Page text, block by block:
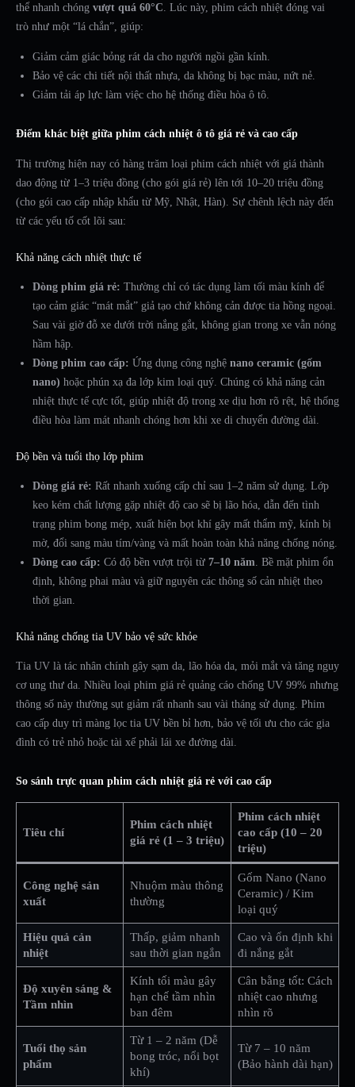
thể nhanh chóng vượt quá 60°C. Lúc này, phim cách nhiệt đóng vai
trò như một “lá chắn”, giúp:
Giảm cảm giác bỏng rát da cho người ngồi gần kính.
Bảo vệ các chi tiết nội thất nhựa, da không bị bạc màu, nứt nẻ.
Giảm tải áp lực làm việc cho hệ thống điều hòa ô tô.
Điểm khác biệt giữa phim cách nhiệt ô tô giá rẻ và cao cấp
Thị trường hiện nay có hàng trăm loại phim cách nhiệt với giá thành
dao động từ 1–3 triệu đồng (cho gói giá rẻ) lên tới 10–20 triệu đồng
(cho gói cao cấp nhập khẩu từ Mỹ, Nhật, Hàn). Sự chênh lệch này đến
từ các yếu tố cốt lõi sau:
Khả năng cách nhiệt thực tế
Dòng phim giá rẻ: Thường chỉ có tác dụng làm tối màu kính để
tạo cảm giác “mát mắt” giả tạo chứ không cản được tia hồng ngoại.
Sau vài giờ đỗ xe dưới trời nắng gắt, không gian trong xe vẫn nóng
hầm hập.
Dòng phim cao cấp: Ứng dụng công nghệ nano ceramic (gốm
nano) hoặc phún xạ đa lớp kim loại quý. Chúng có khả năng cản
nhiệt thực tế cực tốt, giúp nhiệt độ trong xe dịu hơn rõ rệt, hệ thống
điều hòa làm mát nhanh chóng hơn khi xe di chuyển đường dài.
Độ bền và tuổi thọ lớp phim
Dòng giá rẻ: Rất nhanh xuống cấp chỉ sau 1–2 năm sử dụng. Lớp
keo kém chất lượng gặp nhiệt độ cao sẽ bị lão hóa, dẫn đến tình
trạng phim bong mép, xuất hiện bọt khí gây mất thẩm mỹ, kính bị
mờ, đổi sang màu tím/vàng và mất hoàn toàn khả năng chống nóng.
Dòng cao cấp: Có độ bền vượt trội từ 7–10 năm. Bề mặt phim ổn
định, không phai màu và giữ nguyên các thông số cản nhiệt theo
thời gian.
Khả năng chống tia UV bảo vệ sức khỏe
Tia UV là tác nhân chính gây sạm da, lão hóa da, mỏi mắt và tăng nguy
cơ ung thư da. Nhiều loại phim giá rẻ quảng cáo chống UV 99% nhưng
thông số này thường sụt giảm rất nhanh sau vài tháng sử dụng. Phim
cao cấp duy trì màng lọc tia UV bền bỉ hơn, bảo vệ tối ưu cho các gia
đình có trẻ nhỏ hoặc tài xế phải lái xe đường dài.
So sánh trực quan phim cách nhiệt giá rẻ với cao cấp
Tiêu chí
Phim cách nhiệt
giá rẻ (1 – 3 triệu)
Phim cách nhiệt
cao cấp (10 – 20
triệu)
Công nghệ sản
xuất
Nhuộm màu thông
thường
Gốm Nano (Nano
Ceramic) / Kim
loại quý
Hiệu quả cản
nhiệt
Thấp, giảm nhanh
sau thời gian ngắn
Cao và ổn định khi
đi nắng gắt
Độ xuyên sáng &
Tầm nhìn
Kính tối màu gây
hạn chế tầm nhìn
ban đêm
Cân bằng tốt: Cách
nhiệt cao nhưng
nhìn rõ
Tuổi thọ sản
phẩm
Từ 1 – 2 năm (Dễ
bong tróc, nổi bọt
khí)
Từ 7 – 10 năm
(Bảo hành dài hạn)